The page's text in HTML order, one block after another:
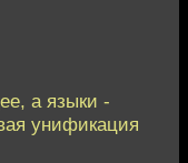
а языки -
унификация